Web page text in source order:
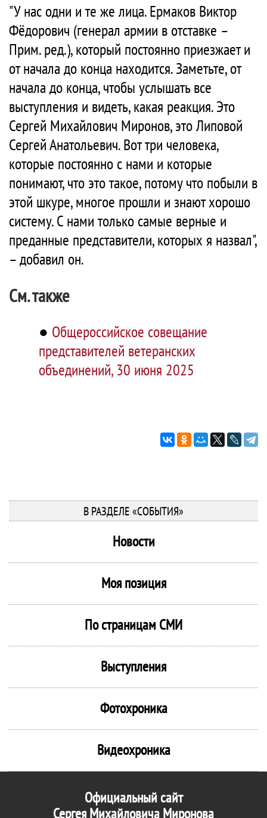
"У нас одни и те же лица. Ермаков Виктор
Фёдорович (генерал армии в отставке –
Прим. ред.), который постоянно приезжает и
от начала до конца находится. Заметьте, от
начала до конца, чтобы услышать все
выступления и видеть, какая реакция. Это
Сергей Михайлович Миронов, это Липовой
Сергей Анатольевич. Вот три человека,
которые постоянно с нами и которые
понимают, что это такое, потому что побыли в
этой шкуре, многое прошли и знают хорошо
систему. С нами только самые верные и
преданные представители, которых я назвал",
– добавил он.
См. также
● Общероссийское совещание
представителей ветеранских
объединений, 30 июня 2025
В РАЗДЕЛЕ «СОБЫТИЯ»
Новости
Моя позиция
По страницам СМИ
Выступления
Фотохроника
Видеохроника
Официальный сайт
Сергея Михайловича Миронова